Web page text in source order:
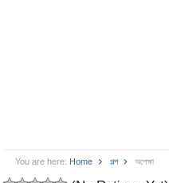
You are here: Home গল্প অপেক্ষা